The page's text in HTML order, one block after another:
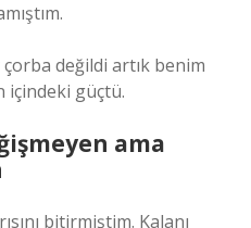
değildi artık benim
içindeki güçtü.
ama
bitirmiştim. Kalanı